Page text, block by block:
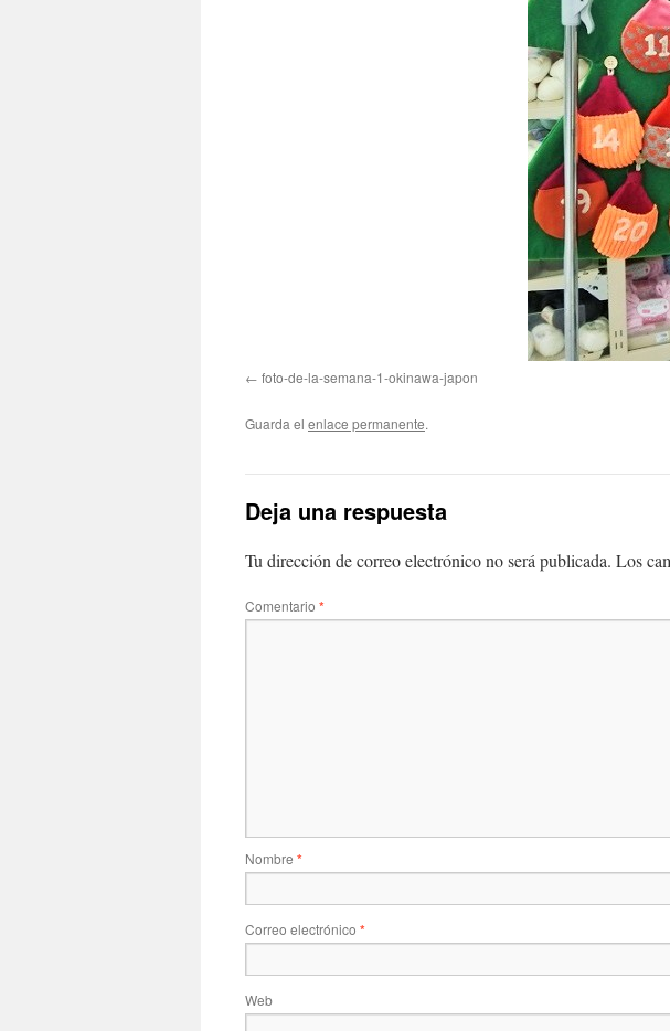
foto-de-la-semana-1-okinawa-japon
Guarda el enlace permanente.
Deja una respuesta
Tu dirección de correo electrónico no será publicada. Los
Comentario *
Nombre *
Correo electrónico *
Web